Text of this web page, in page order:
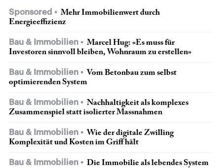
Sponsored
Mehr Immobilienwert durch
Energieeffizienz
Bau & Immobilien
Marcel Hug: «Es muss für
Investoren sinnvoll bleiben, Wohnraum zu erstellen»
Bau & Immobilien
Vom Betonbau zum selbst
optimierenden System
Bau & Immobilien
Nachhaltigkeit als komplexes
Zusammenspiel statt isolierter Massnahmen
Bau & Immobilien
Wie der digitale Zwilling
Komplexität und Kosten im Griff hält
Bau & Immobilien Die Immobilie als lebendes System